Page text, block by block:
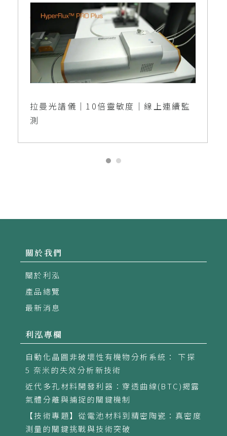
拉曼光譜儀｜10倍靈敏度｜線上連續監
測
關於我們
關於利泓
產品總覽
最新消息
利泓專欄
自動化晶圓非破壞性有機物分析系統： 下探
5 奈米的失效分析新技術
近代多孔材料開發利器：穿透曲線(BTC)揭露
氣體分離與捕捉的關鍵機制
【技術專題】從電池材料到精密陶瓷：真密度
測量的關鍵挑戰與技術突破